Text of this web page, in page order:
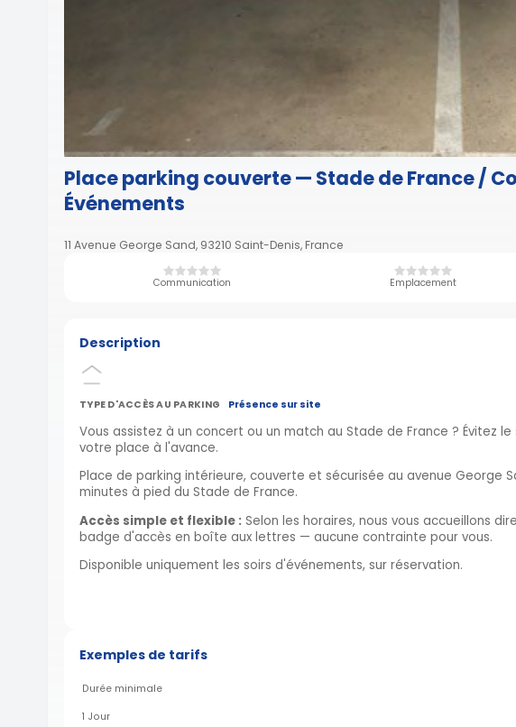
Place parking couverte — Stade de France /
Événements
11 Avenue George Sand, 93210 Saint-Denis, France
Communication Emplacement
Description
TYPE D'ACCÈS AU PARKING Présence sur site
Vous assistez à un concert ou un match au Stade de France ? Évitez
votre place à l'avance.
Place de parking intérieure, couverte et sécurisée au avenue George
minutes à pied du Stade de France.
Accès simple et flexible : Selon les horaires, nous vous accueillons
badge d'accès en boîte aux lettres — aucune contrainte pour vous.
Disponible uniquement les soirs d'événements, sur réservation.
Exemples de tarifs
Durée minimale
1 Jour